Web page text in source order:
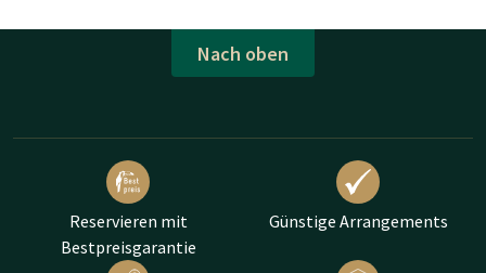
Nach oben
Reservieren mit
Bestpreisgarantie
Günstige Arrangements